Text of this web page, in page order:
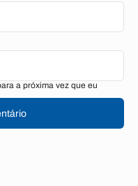
a próxima vez que eu